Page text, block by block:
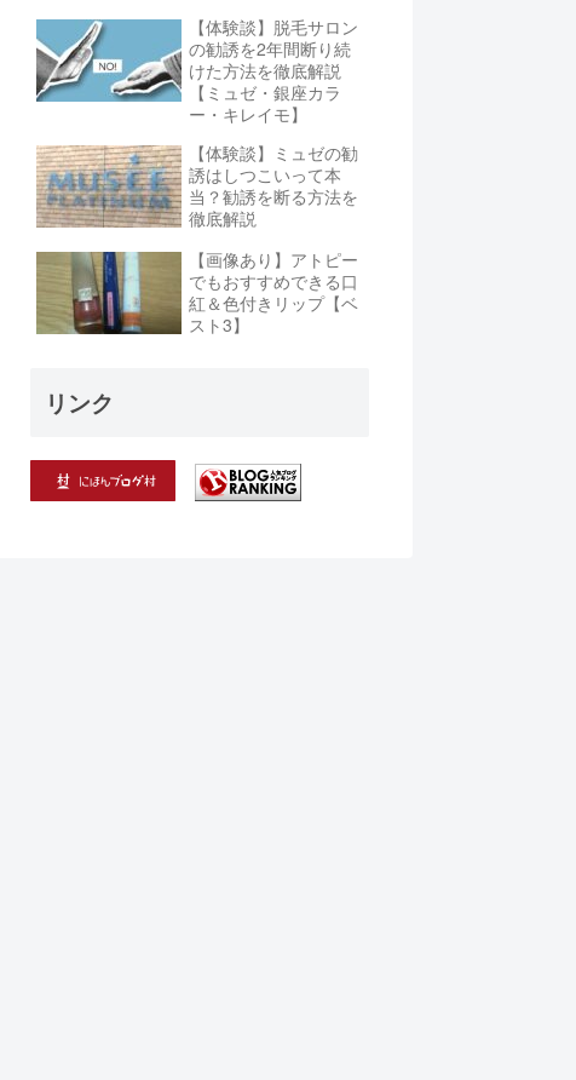
【体験談】脱毛サロン
の勧誘を2年間断り続
けた方法を徹底解説
【ミュゼ・銀座カラ
ー・キレイモ】
【体験談】ミュゼの勧
誘はしつこいって本
当？勧誘を断る方法を
徹底解説
【画像あり】アトピー
でもおすすめできる口
紅＆色付きリップ【ベ
スト3】
リンク